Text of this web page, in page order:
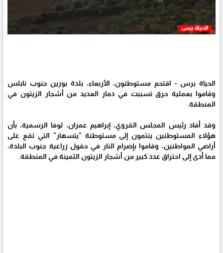
الحياة برس - اقتحم مستوطنون، الأربعاء، بلدة بورين جنوب نابلس
وقاموا بعملية حرق تسببت في دمار العديد من أشجار الزيتون في
المنطقة.
وقد أفاد رئيس المجلس القروي، إبراهيم عمران، لوفا الرسمية، بأن
هؤلاء المستوطنين ينتمون إلى مستوطنة "يتسهار" التي تقع على
أراضي المواطنين، وقاموا بإضرام النار في حقول زراعية جنوب البلدة،
مما أدى إلى احتراق عدد كبير من أشجار الزيتون الثمينة في المنطقة.